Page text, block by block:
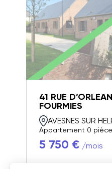
41 RUE
FOURMIES
AVESNES SUR
Appartement 0
5 750 € /mois